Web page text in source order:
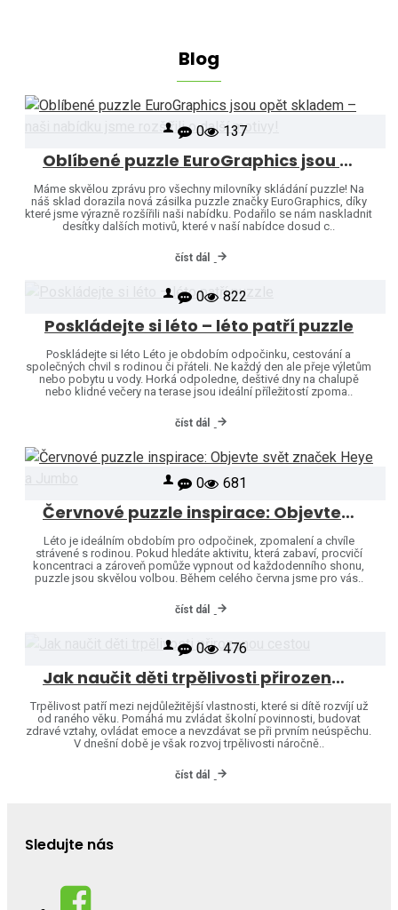
Blog
0 137
Oblíbené puzzle EuroGraphics jsou opět skladem – naši nabídku jsme rozšířili o další motivy!
Máme skvělou zprávu pro všechny milovníky skládání puzzle! Na
náš sklad dorazila nová zásilka puzzle značky EuroGraphics, díky
které jsme výrazně rozšířili naši nabídku. Podařilo se nám naskladnit
desítky dalších motivů, které v naší nabídce dosud c..
číst dál
0 822
Poskládejte si léto – léto patří puzzle
Poskládejte si léto Léto je obdobím odpočinku, cestování a
společných chvil s rodinou či přáteli. Ne každý den ale přeje výletům
nebo pobytu u vody. Horká odpoledne, deštivé dny na chalupě
nebo klidné večery na terase jsou ideální příležitostí zpoma..
číst dál
0 681
Červnové puzzle inspirace: Objevte svět značek Heye a Jumbo
Léto je ideálním obdobím pro odpočinek, zpomalení a chvíle
strávené s rodinou. Pokud hledáte aktivitu, která zabaví, procvičí
koncentraci a zároveň pomůže vypnout od každodenního shonu,
puzzle jsou skvělou volbou. Během celého června jsme pro vás..
číst dál
0 476
Jak naučit děti trpělivosti přirozenou cestou
Trpělivost patří mezi nejdůležitější vlastnosti, které si dítě rozvíjí už
od raného věku. Pomáhá mu zvládat školní povinnosti, budovat
zdravé vztahy, ovládat emoce a nevzdávat se při prvním neúspěchu.
V dnešní době je však rozvoj trpělivosti náročně..
číst dál
Sledujte nás